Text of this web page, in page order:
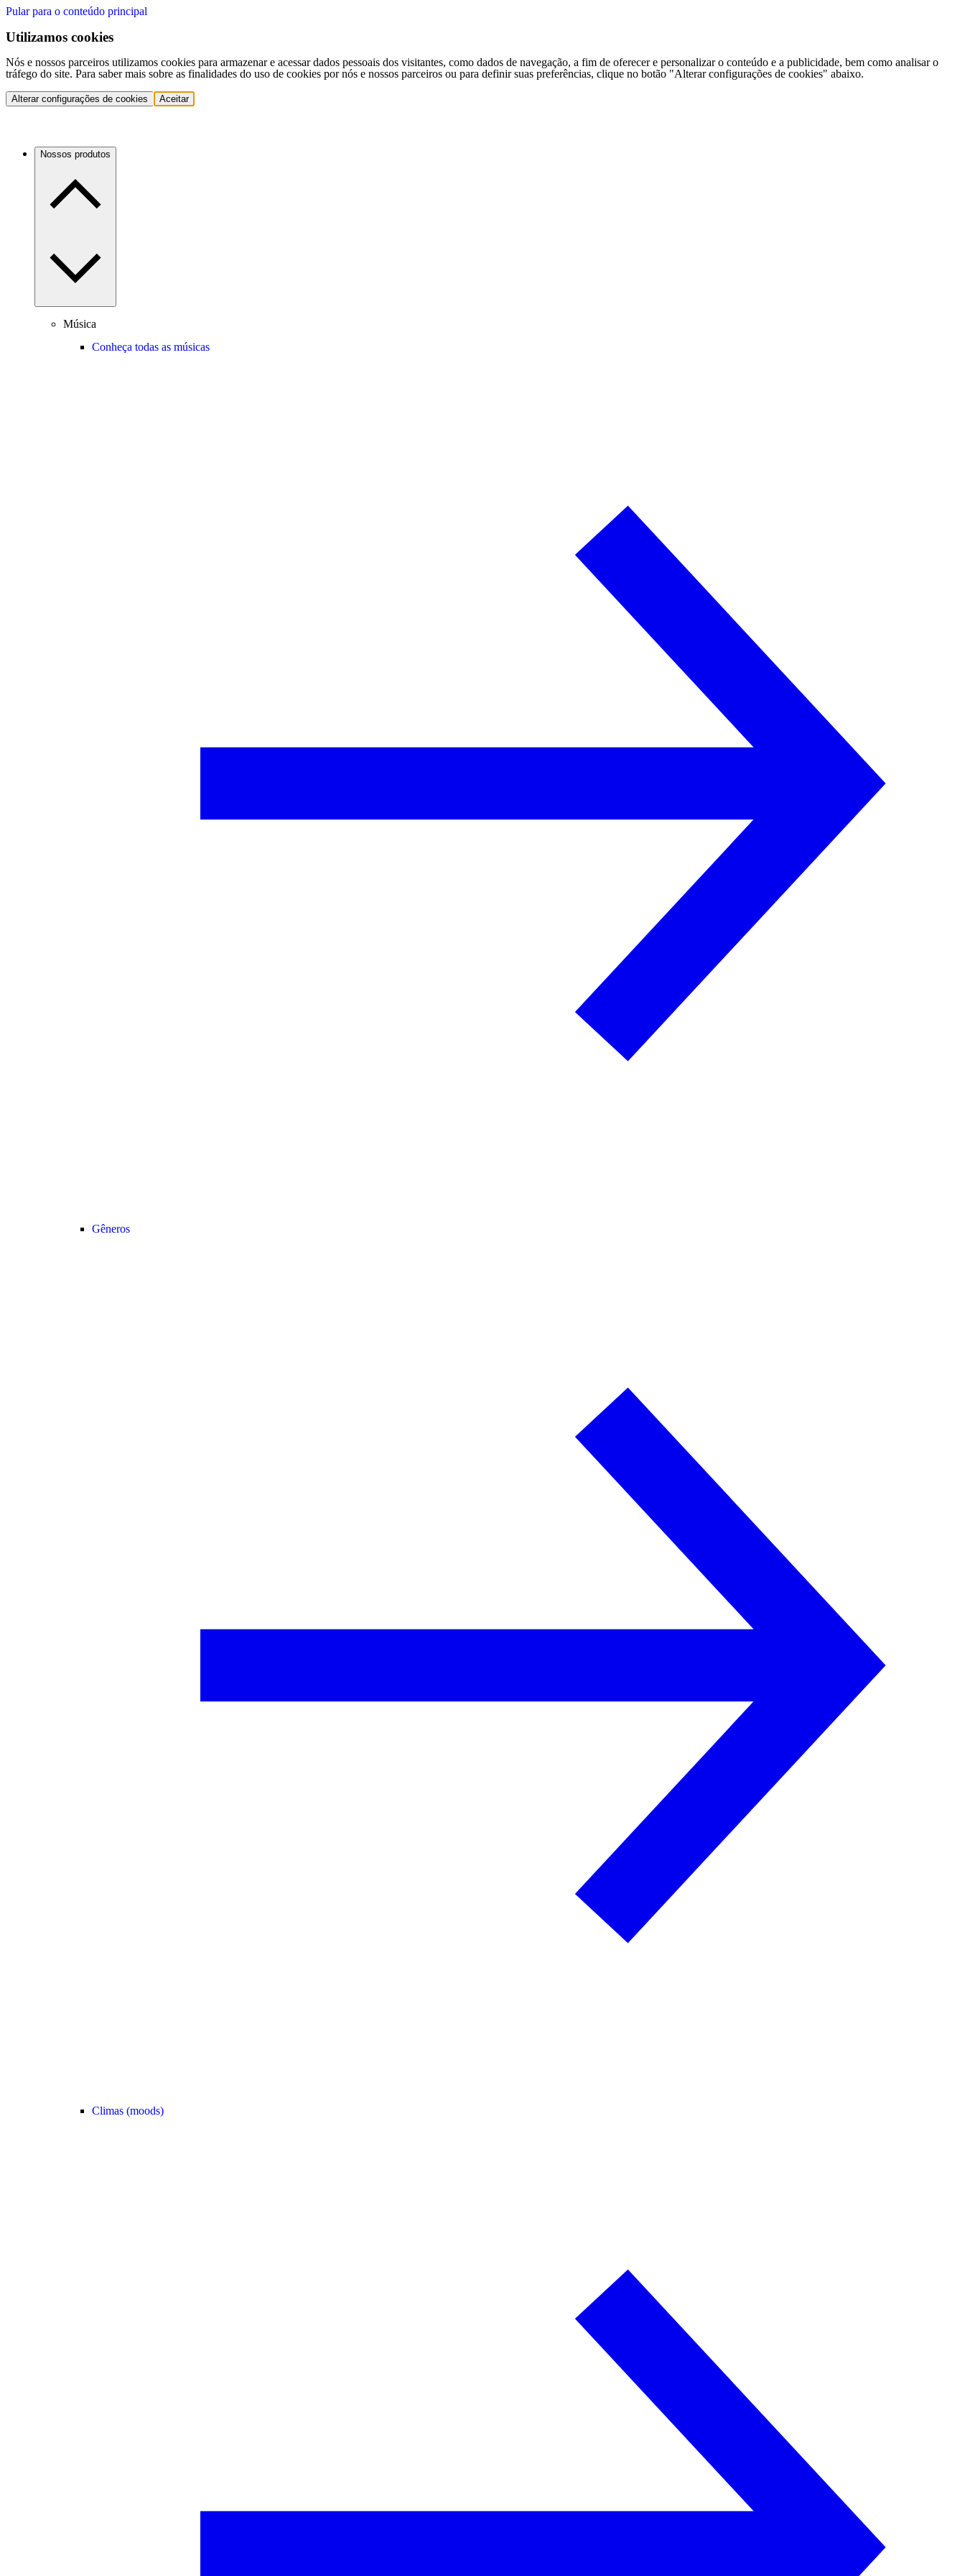
Pular para o conteúdo principal
Utilizamos cookies
Nós e nossos parceiros utilizamos cookies para armazenar e acessar dados pessoais dos visitantes, como dados de navegação, a fim de oferecer e personalizar o conteúdo e a publicidade, bem como analisar o
tráfego do site. Para saber mais sobre as finalidades do uso de cookies por nós e nossos parceiros ou para definir suas preferências, clique no botão "Alterar configurações de cookies" abaixo.
Alterar configurações de cookies Aceitar
Nossos produtos
Música
Conheça todas as músicas
Gêneros
Climas (moods)